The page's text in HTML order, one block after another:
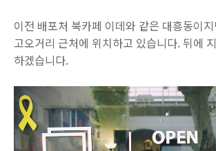
이전 배포처 북카페 이데와 같은 대흥동이
고오거리 근처에 위치하고 있습니다. 뒤에
하겠습니다.